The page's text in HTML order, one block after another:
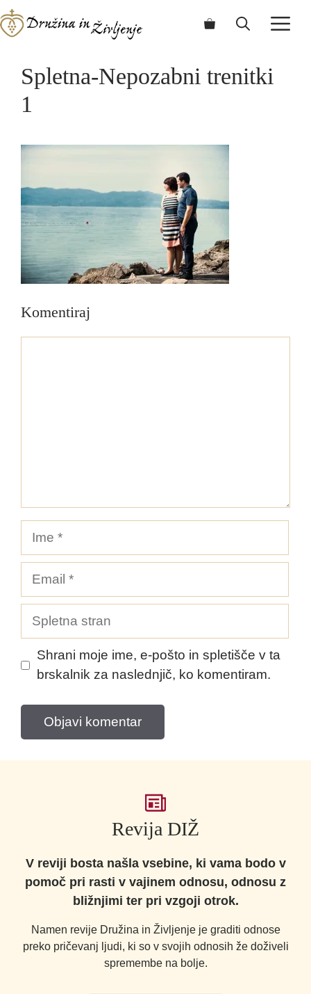
Skip
to
Spletna-Nepozabni trenitki
1
Komentiraj
Spletna
stran
Shrani moje ime, e-pošto in spletišče v ta
brskalnik za naslednjič, ko komentiram.
Revija DIŽ
V reviji bosta našla vsebine, ki vama bodo v
pomoč pri rasti v vajinem odnosu, odnosu z
bližnjimi ter pri vzgoji otrok.
Namen revije Družina in Življenje je graditi odnose
preko pričevanj ljudi, ki so v svojih odnosih že doživeli
spremembe na bolje.